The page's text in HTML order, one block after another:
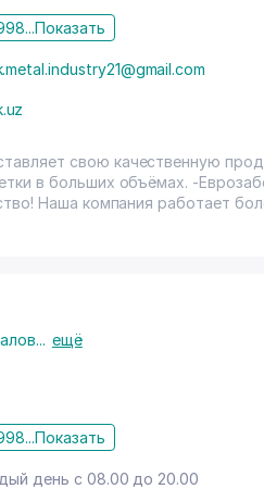
Показать
свою качественную
Наша компания работает
индивидуального подойдут к
цвете. Другие размеры
... ещё
Показать
день с 08.00 до 20.00